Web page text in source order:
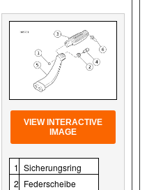
VIEW INTERACTIVE
IMAGE
1 Sicherungsring
2 Federscheibe